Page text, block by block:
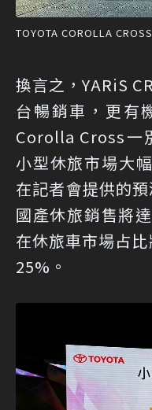
TOYOTA COROLLA
換言之，YARiS
台暢銷車，更有
Corolla Cross一
小型休旅市場大
在記者會提供的
國產休旅銷售將
在休旅車市場占
25%。